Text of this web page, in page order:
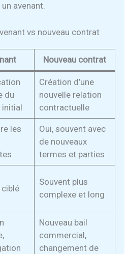
avenant.
vs nouveau contrat
Nouveau contrat
du
Création d’une
nouvelle relation
contractuelle
les
Oui, souvent avec
de nouveaux
termes et parties
ciblé
Souvent plus
complexe et long
Nouveau bail
commercial,
changement de